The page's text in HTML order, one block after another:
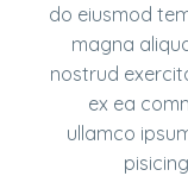
do eiusmod
magna
nostrud
ex ea
ullamco